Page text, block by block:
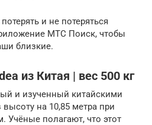
и не потеряться
МТС Поиск, чтобы
близкие.
из Китая | вес 500 кг
и изученный китайскими
на 10,85 метра при
Учёные полагают, что этот